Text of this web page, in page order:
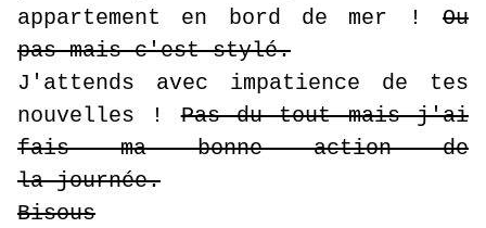
appartement en bord de mer ! Ou
pas mais c'est stylé.
J'attends avec impatience de tes
nouvelles !Pas du tout mais j'ai
fais ma bonne action de
la journée.
Bisous